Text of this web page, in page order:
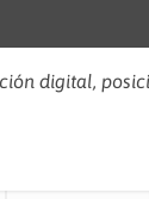
digital,